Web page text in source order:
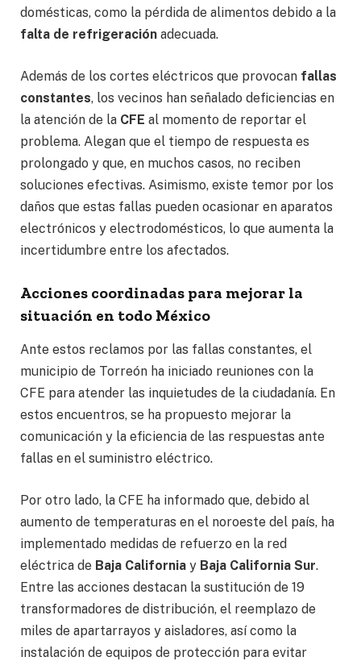
domésticas, como la pérdida de alimentos debido a la
falta de refrigeración adecuada.
Además de los cortes eléctricos que provocan fallas
constantes, los vecinos han señalado deficiencias en
la atención de la CFE al momento de reportar el
problema. Alegan que el tiempo de respuesta es
prolongado y que, en muchos casos, no reciben
soluciones efectivas. Asimismo, existe temor por los
daños que estas fallas pueden ocasionar en aparatos
electrónicos y electrodomésticos, lo que aumenta la
incertidumbre entre los afectados.
Acciones coordinadas para mejorar la
situación en todo México
Ante estos reclamos por las fallas constantes, el
municipio de Torreón ha iniciado reuniones con la
CFE para atender las inquietudes de la ciudadanía. En
estos encuentros, se ha propuesto mejorar la
comunicación y la eficiencia de las respuestas ante
fallas en el suministro eléctrico.
Por otro lado, la CFE ha informado que, debido al
aumento de temperaturas en el noroeste del país, ha
implementado medidas de refuerzo en la red
eléctrica de Baja California y Baja California Sur.
Entre las acciones destacan la sustitución de 19
transformadores de distribución, el reemplazo de
miles de apartarrayos y aisladores, así como la
instalación de equipos de protección para evitar